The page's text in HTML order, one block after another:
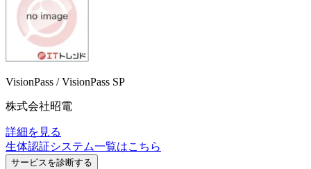
VisionPass / VisionPass SP
株式会社昭電
詳細を見る
生体認証システム一覧はこちら
サービスを診断する